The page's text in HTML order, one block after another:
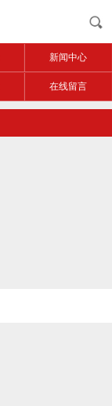
新闻中心
在线留言